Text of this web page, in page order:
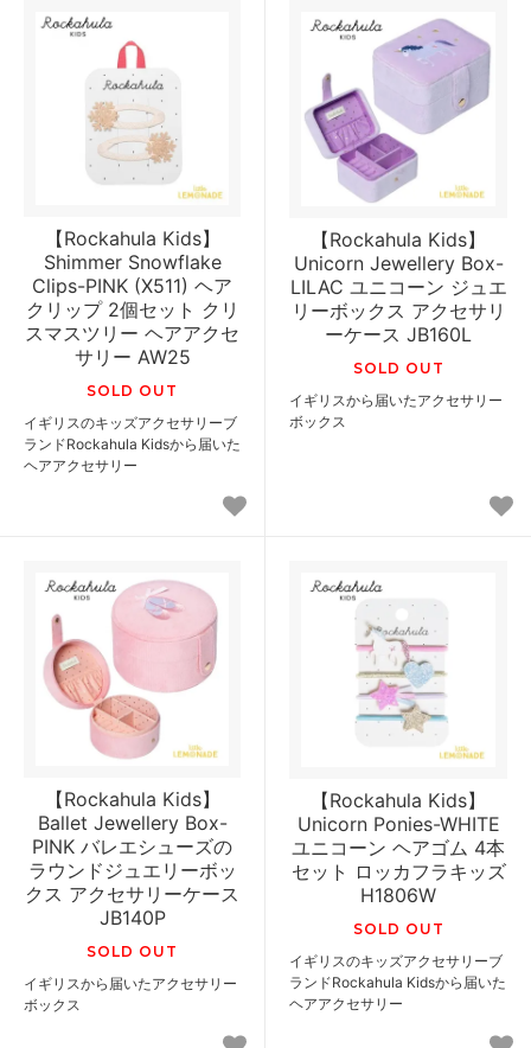
【Rockahula Kids】
Shimmer Snowflake
Clips-PINK (X511) ヘア
クリップ 2個セット クリ
スマスツリー ヘアアクセ
サリー AW25
SOLD OUT
イギリスのキッズアクセサリーブ
ランドRockahula Kidsから届いた
ヘアアクセサリー
【Rockahula Kids】
Unicorn Jewellery Box-
LILAC ユニコーン ジュエ
リーボックス アクセサリ
ーケース JB160L
SOLD OUT
イギリスから届いたアクセサリー
ボックス
【Rockahula Kids】
Ballet Jewellery Box-
PINK バレエシューズの
ラウンドジュエリーボッ
クス アクセサリーケース
JB140P
SOLD OUT
イギリスから届いたアクセサリー
ボックス
【Rockahula Kids】
Unicorn Ponies-WHITE
ユニコーン ヘアゴム 4本
セット ロッカフラキッズ
H1806W
SOLD OUT
イギリスのキッズアクセサリーブ
ランドRockahula Kidsから届いた
ヘアアクセサリー